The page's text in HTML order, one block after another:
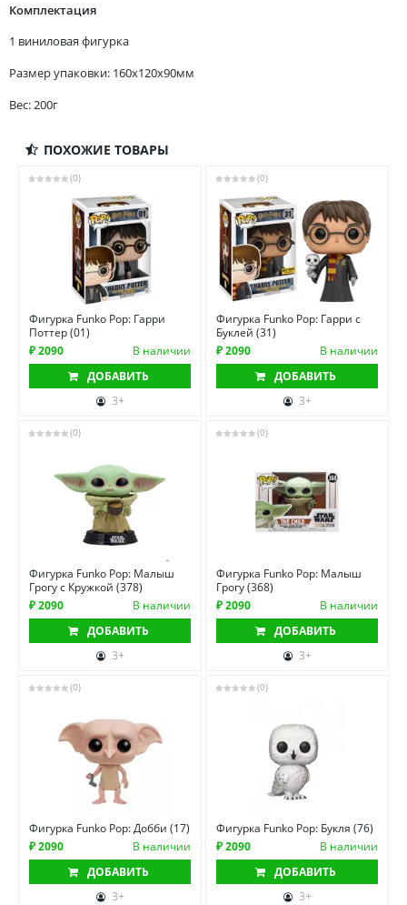
Комплектация
1 виниловая фигурка
Размер упаковки: 160x120x90мм
Вес: 200г
ПОХОЖИЕ ТОВАРЫ
(0)
Фигурка Funko Pop: Гарри
Поттер (01)
₽ 2090
В наличии
ДОБАВИТЬ
3+
(0)
Фигурка Funko Pop: Гарри с
Буклей (31)
₽ 2090
В наличии
ДОБАВИТЬ
3+
(0)
Фигурка Funko Pop: Малыш
Грогу с Кружкой (378)
₽ 2090
В наличии
ДОБАВИТЬ
3+
(0)
Фигурка Funko Pop: Малыш
Грогу (368)
₽ 2090
В наличии
ДОБАВИТЬ
3+
(0)
Фигурка Funko Pop: Добби (17)
₽ 2090
В наличии
ДОБАВИТЬ
3+
(0)
Фигурка Funko Pop: Букля (76)
₽ 2090
В наличии
ДОБАВИТЬ
3+